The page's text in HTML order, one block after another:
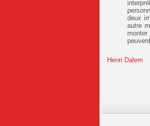
deux
autre
monter
Henri Dalem